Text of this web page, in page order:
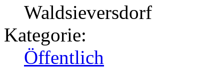
Waldsieversdorf
Kategorie:
Öffentlich